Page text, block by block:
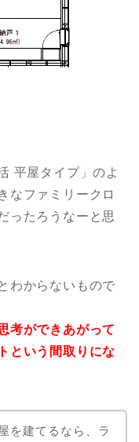
平屋タイプ」のよ
なファミリークロ
ったろうなーと思
わからないもので
考ができあがって
という間取りにな
を建てるなら、ラ